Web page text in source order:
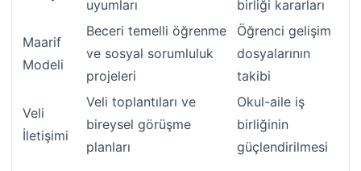
uyumları birliği kararları
Maarif
Modeli
Beceri temelli öğrenme
ve sosyal sorumluluk
projeleri
Öğrenci gelişim
dosyalarının
takibi
Veli
İletişimi
Veli toplantıları ve
bireysel görüşme
planları
Okul-aile iş
birliğinin
güçlendirilmesi